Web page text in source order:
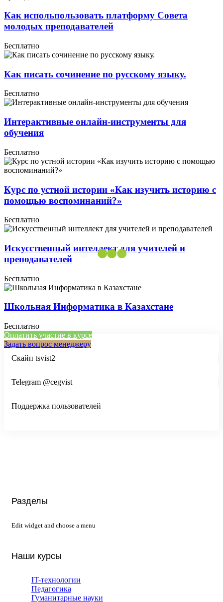
Как испольпользовать платформу Совета
молодых преподавателей
Бесплатно
Как писать сочинение по русскому языку.
Бесплатно
Интерактивные онлайн-инструменты для
обучения
Бесплатно
Курс по устной истории «Как изучить историю с
помощью воспоминаний?»
Бесплатно
Искусственный интеллект для учителей и
преподавателей
Бесплатно
Школьная Информатика в Казахстане
Бесплатно
Оплатить участие в курсе
Задать вопрос менеджеру
Скайп tsvist2
Telegram @cegvist
Поддержка пользователей
Разделы
Edit widget and choose a menu
Наши курсы
IT-технологии
Педагогика
Гуманитарные науки